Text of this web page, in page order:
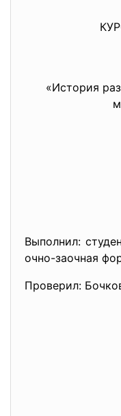
«История
Выполнил:
очно-заочная
Проверил: